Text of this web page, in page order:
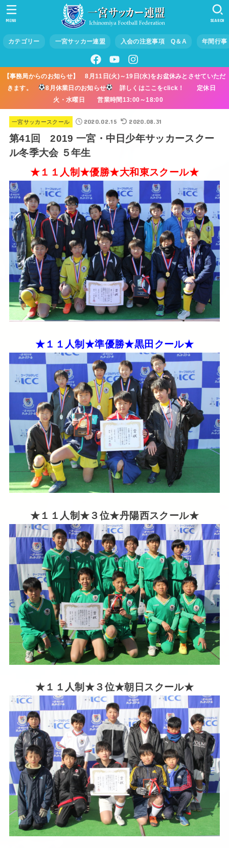
カテゴリー 一宮サッカー連盟 入会の注意事項 Q＆A 年間行事
SEARCH
MENU
【事務局からのお知らせ】 8月11日(火)～19日(水)をお盆休みとさせていただ
きます。
8月休業日のお知らせ
詳しくはここをclick！ 定休日
火・水曜日 営業時間13:00～18:00
一宮サッカースクール 2020.02.15 2020.08.31
第41回 2019 一宮・中日少年サッカースクー
ル冬季大会 ５年生
★１１人制★優勝★大和東スクール★
★１１人制★準優勝★黒田クール★
★１１人制★３位★丹陽西スクール★
★１１人制★３位★朝日スクール★